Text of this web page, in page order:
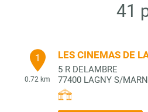
41
1
0.72 km
LES CINEMAS DE
5 R DELAMBRE
77400 LAGNY S/